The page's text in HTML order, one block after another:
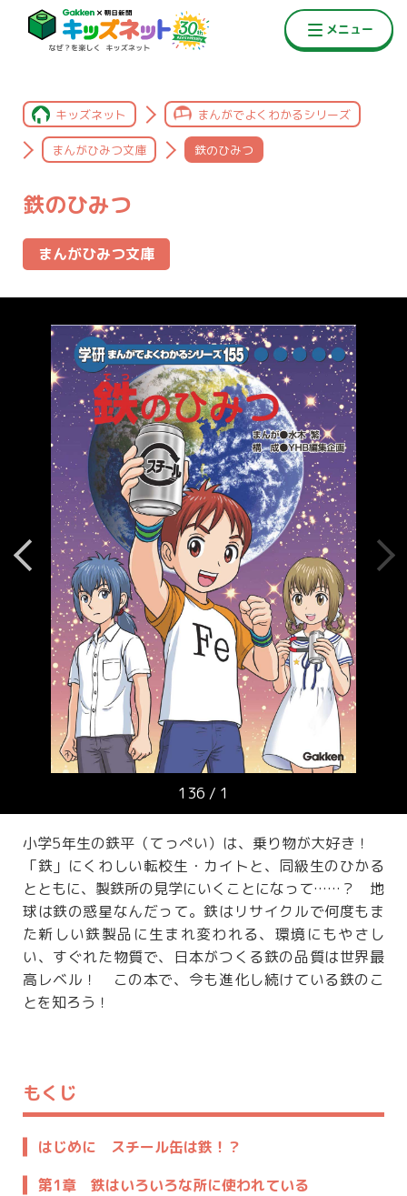
キッズネット まんがでよくわかるシリーズ
まんがひみつ文庫 鉄のひみつ
鉄のひみつ
まんがひみつ文庫
1
/
136
小学5年生の鉄平（てっぺい）は、乗り物が大好き！
「鉄」にくわしい転校生・カイトと、同級生のひかる
とともに、製鉄所の見学にいくことになって……？ 地
球は鉄の惑星なんだって。鉄はリサイクルで何度もま
た新しい鉄製品に生まれ変われる、環境にもやさし
い、すぐれた物質で、日本がつくる鉄の品質は世界最
高レベル！ この本で、今も進化し続けている鉄のこ
とを知ろう！
もくじ
はじめに スチール缶は鉄！？
第1章 鉄はいろいろな所に使われている